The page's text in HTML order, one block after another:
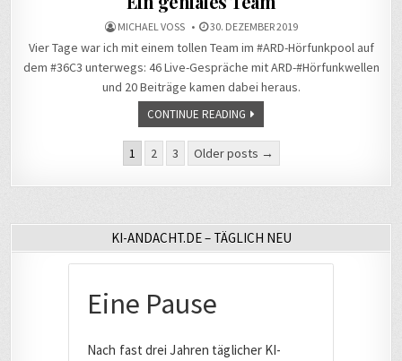
MICHAEL VOSS 30. DEZEMBER 2019
Vier Tage war ich mit einem tollen Team im #ARD-Hörfunkpool auf
dem #36C3 unterwegs: 46 Live-Gespräche mit ARD-#Hörfunkwellen
und 20 Beiträge kamen dabei heraus.
CONTINUE READING
Seitennummerierung
der
1 2 3 Older posts →
KI-ANDACHT.DE – TÄGLICH NEU